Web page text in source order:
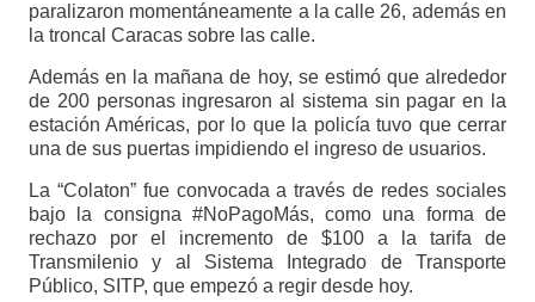
paralizaron momentáneamente a la calle 26, además en
la troncal Caracas sobre las calle.
Además en la mañana de hoy, se estimó que alrededor
de 200 personas ingresaron al sistema sin pagar en la
estación Américas, por lo que la policía tuvo que cerrar
una de sus puertas impidiendo el ingreso de usuarios.
La “Colaton” fue convocada a través de redes sociales
bajo la consigna #NoPagoMás, como una forma de
rechazo por el incremento de $100 a la tarifa de
Transmilenio y al Sistema Integrado de Transporte
Público, SITP, que empezó a regir desde hoy.